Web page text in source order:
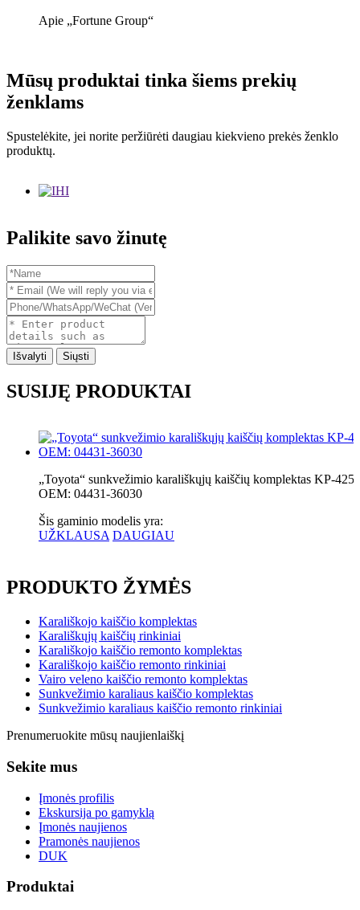
Apie „Fortune Group“
Mūsų produktai tinka šiems prekių
ženklams
Spustelėkite, jei norite peržiūrėti daugiau kiekvieno prekės ženklo
produktų.
Palikite savo žinutę
Išvalyti Siųsti
SUSIJĘ PRODUKTAI
„Toyota“ sunkvežimio karališkųjų kaiščių komplektas KP-425
OEM: 04431-36030
Šis gaminio modelis yra:
UŽKLAUSA DAUGIAU
PRODUKTO ŽYMĖS
Karališkojo kaiščio komplektas
Karališkųjų kaiščių rinkiniai
Karališkojo kaiščio remonto komplektas
Karališkojo kaiščio remonto rinkiniai
Vairo veleno kaiščio remonto komplektas
Sunkvežimio karaliaus kaiščio komplektas
Sunkvežimio karaliaus kaiščio remonto rinkiniai
Prenumeruokite mūsų naujienlaiškį
Sekite mus
Įmonės profilis
Ekskursija po gamyklą
Įmonės naujienos
Pramonės naujienos
DUK
Produktai